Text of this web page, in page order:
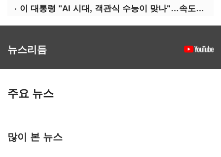
이 대통령 "AI 시대, 객관식 수능이 맞나"…속도전 '경계'
뉴스리듬
주요 뉴스
많이 본 뉴스